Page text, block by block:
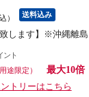
） 送料込み
します】※沖縄離島
途限定）
最大10倍
トリーはこちら